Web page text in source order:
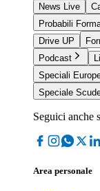
News Live
Probabili
Drive UP
Podcast
Speciali
Speciale
Seguici anche
Area personale